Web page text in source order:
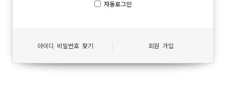
자동로그인
아이디 비밀번호 찾기 회원 가입